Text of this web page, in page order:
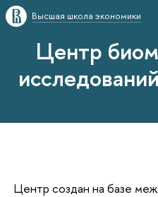
Высшая школа экономики
Центр
Центр создан на базе